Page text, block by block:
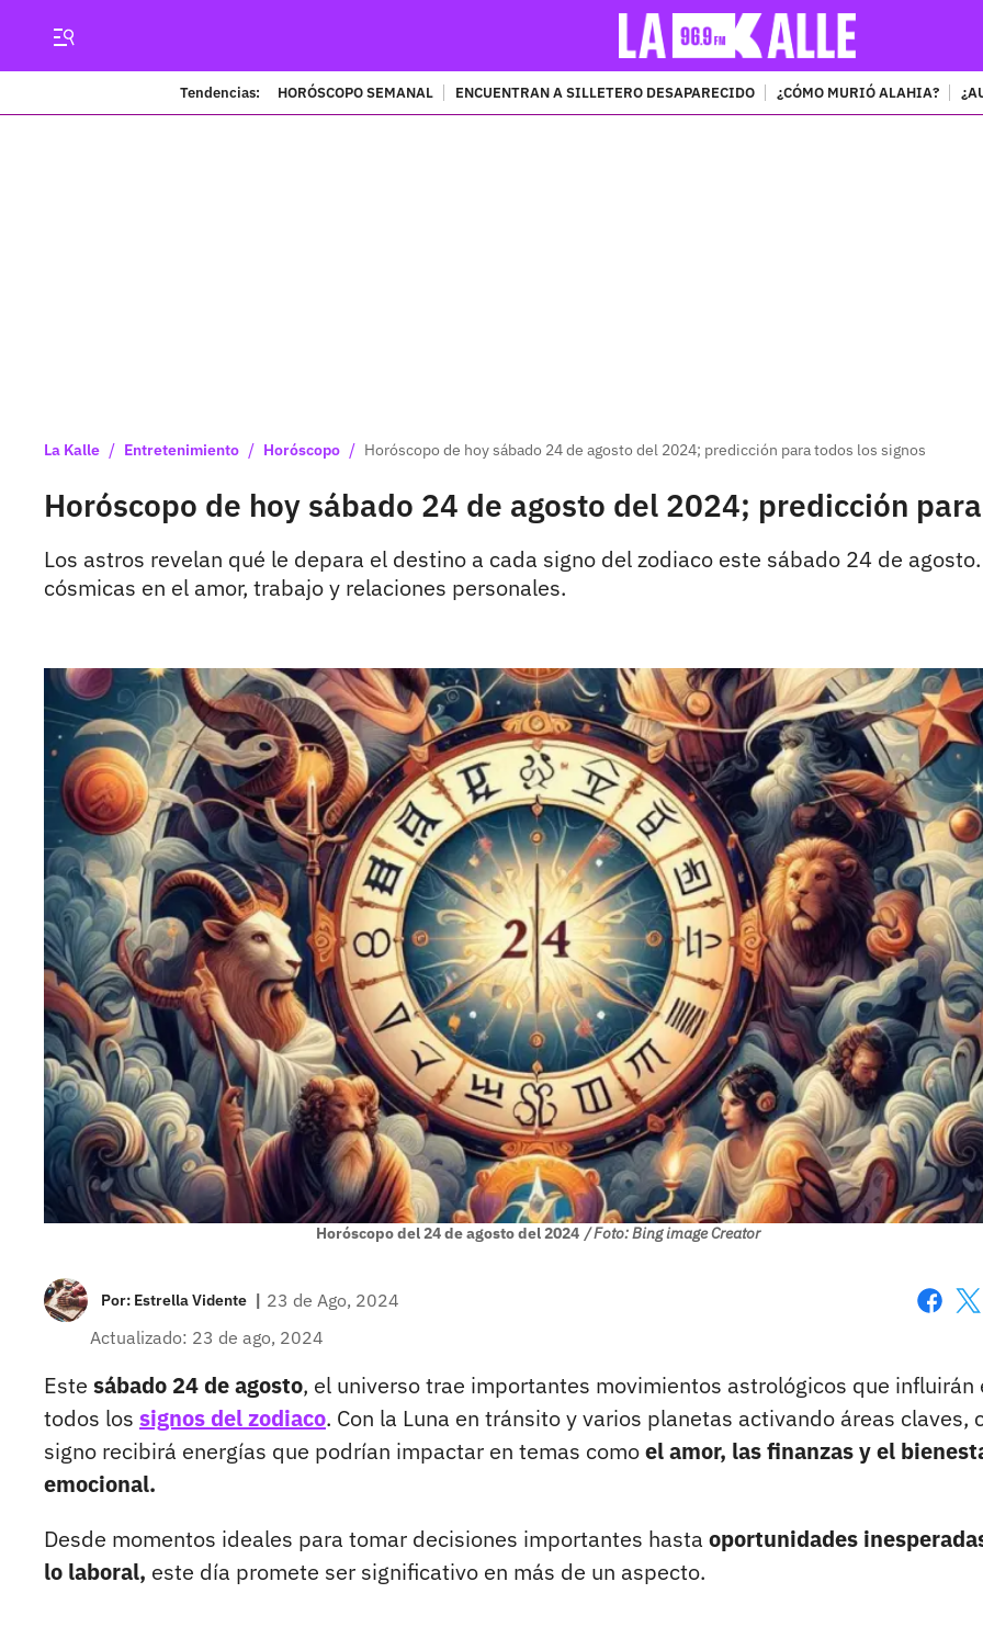
Tendencias: HORÓSCOPO SEMANAL ENCUENTRAN A SILLETERO DESAPARECIDO ¿CÓMO MURIÓ ALAHIA?
La Kalle / Entretenimiento / Horóscopo / Horóscopo de hoy sábado 24 de agosto del 2024; predicción para todos los signos
Horóscopo de hoy sábado 24 de agosto del 2024; predicción
Los astros revelan qué le depara el destino a cada signo del zodiaco este sábado 24 de
cósmicas en el amor, trabajo y relaciones personales.
Horóscopo del 24 de agosto del 2024 / Foto: Bing image Creator
Por: Estrella Vidente | 23 de Ago, 2024
Actualizado: 23 de ago, 2024
Este sábado 24 de agosto, el universo trae importantes movimientos astrológicos que influirán
todos los signos del zodiaco. Con la Luna en tránsito y varios planetas activando áreas claves,
signo recibirá energías que podrían impactar en temas comoel amor, las finanzas y el
emocional.
Desde momentos ideales para tomar decisiones importantes hasta oportunidades
lo laboral, este día promete ser significativo en más de un aspecto.